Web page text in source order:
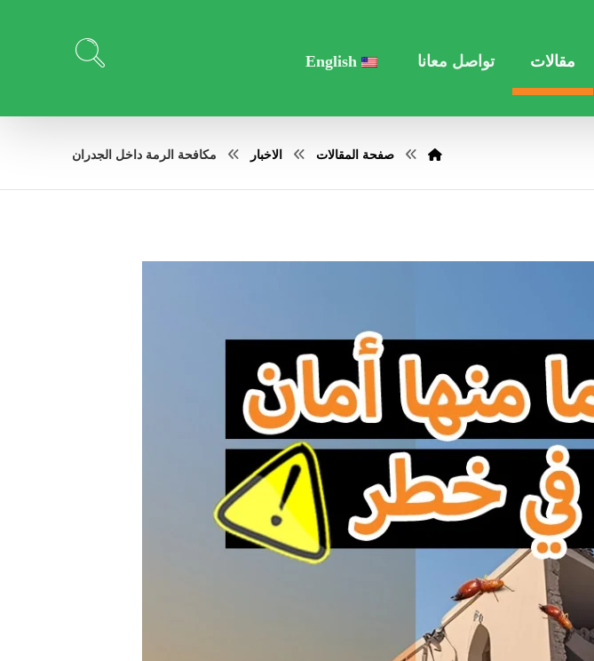
مقالات تواصل معانا English
صفحة المقالات الاخبار مكافحة الرمة داخل الجدران